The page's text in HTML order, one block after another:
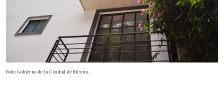
Foto: Gobierno de la Ciudad de México.